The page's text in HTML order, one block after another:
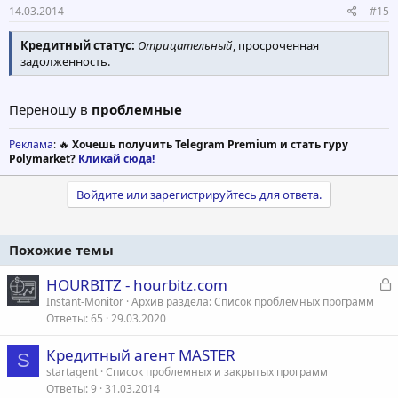
14.03.2014 #15
Кредитный статус: Отрицательный, просроченная
задолженность.
Переношу в проблемные
Реклама: 🔥 Хочешь получить Telegram Premium и стать гуру
Polymarket? Кликай сюда!
Войдите или зарегистрируйтесь для ответа.
Похожие темы
З
HOURBITZ - hourbitz.com
Instant-Monitor Архив раздела: Список проблемных программ
Ответы 65 29.03.2020
S Кредитный агент MASTER
startagent Список проблемных и закрытых программ
Ответы 9 31.03.2014